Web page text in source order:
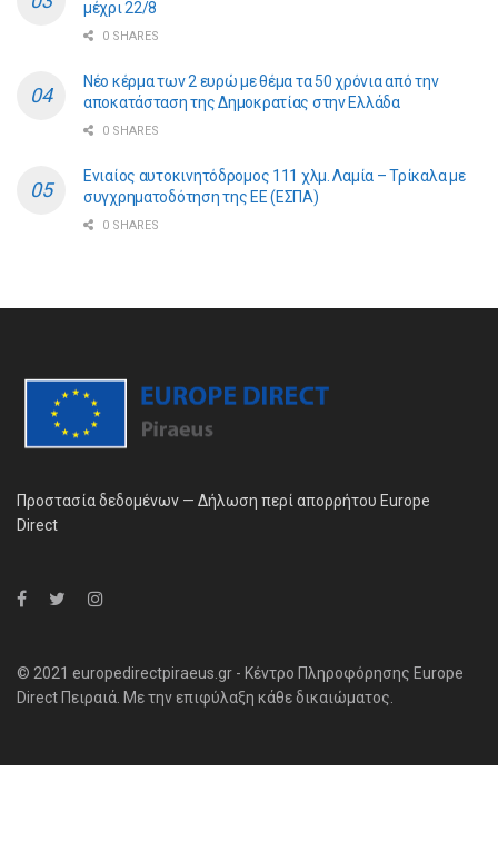
μέχρι 22/8
0 SHARES
Νέο κέρμα των 2 ευρώ με θέμα τα 50 χρόνια από την
αποκατάσταση της Δημοκρατίας στην Ελλάδα
0 SHARES
Ενιαίος αυτοκινητόδρομος 111 χλμ. Λαμία – Τρίκαλα με
συγχρηματοδότηση της ΕE (ΕΣΠΑ)
0 SHARES
Προστασία δεδομένων — Δήλωση περί απορρήτου Europe
Direct
© 2021 europedirectpiraeus.gr - Κέντρο Πληροφόρησης Europe
Direct Πειραιά. Με την επιφύλαξη κάθε δικαιώματος.